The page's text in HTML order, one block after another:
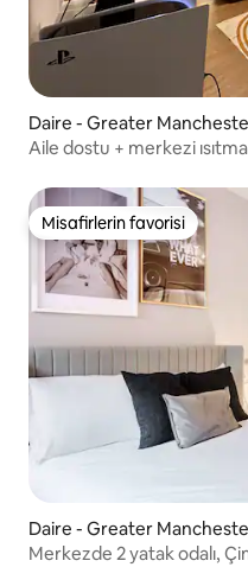
Daire - Greater
Aile dostu + merkezi
Misafirlerin favorisi
Misafirlerin favorisi
Daire - Greater
Merkezde 2 yatak odalı,